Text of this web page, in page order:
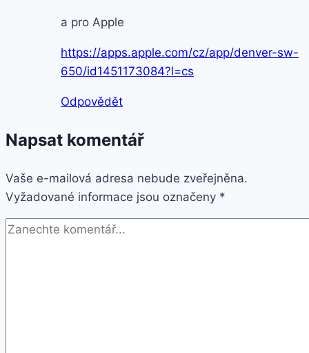
a pro Apple
https://apps.apple.com/cz/app/denver-sw-
650/id1451173084?l=cs
Odpovědět
Napsat komentář
Vaše e-mailová adresa nebude zveřejněna.
Vyžadované informace jsou označeny *